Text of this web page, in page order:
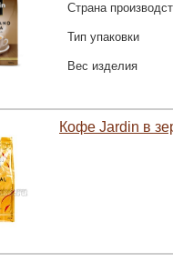
Страна
Тип упаковки
Вес изделия
Кофе Jardin в